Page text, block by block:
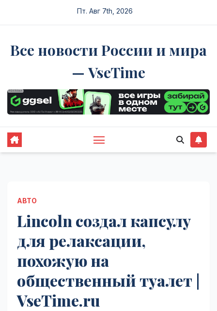
Пт. Авг 7th, 2026
Все новости России и мира
— VseTime
АВТО
Lincoln создал капсулу
для релаксации,
похожую на
общественный туалет |
VseTime.ru